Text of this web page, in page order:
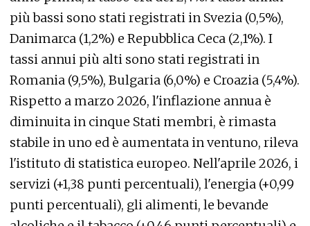
più bassi sono stati registrati in Svezia (0,5%),
Danimarca (1,2%) e Repubblica Ceca (2,1%). I
tassi annui più alti sono stati registrati in
Romania (9,5%), Bulgaria (6,0%) e Croazia (5,4%).
Rispetto a marzo 2026, l'inflazione annua è
diminuita in cinque Stati membri, è rimasta
stabile in uno ed è aumentata in ventuno, rileva
l'istituto di statistica europeo. Nell'aprile 2026, i
servizi (+1,38 punti percentuali), l'energia (+0,99
punti percentuali), gli alimenti, le bevande